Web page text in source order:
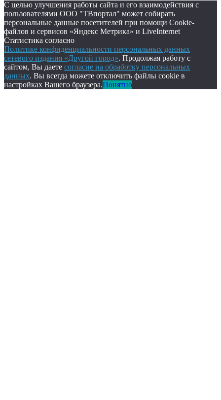
С целью улучшения работы сайта и его взаимодействия с
пользователями ООО "ТВпортал" может собирать
персональные данные посетителей при помощи Cookie-
файлов и сервисов «Яндекс Метрика» и LiveInternet
Статистика согласно
Политике конфиденциальности персональных данных
сетевого издания «Другой город». Продолжая работу с
сайтом, Вы даете согласие на обработку персональных
данных. Вы всегда можете отключить файлы cookie в
настройках Вашего браузера.Понятно